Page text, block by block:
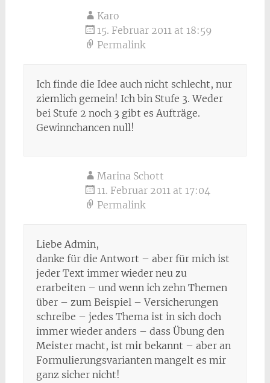
Karo
15. Februar 2011 at 18:59
Permalink
Ich finde die Idee auch nicht schlecht, nur
ziemlich gemein! Ich bin Stufe 3. Weder
bei Stufe 2 noch 3 gibt es Aufträge.
Gewinnchancen null!
Marina Schott
11. Februar 2011 at 17:04
Permalink
Liebe Admin,
danke für die Antwort – aber für mich ist
jeder Text immer wieder neu zu
erarbeiten – und wenn ich zehn Themen
über – zum Beispiel – Versicherungen
schreibe – jedes Thema ist in sich doch
immer wieder anders – dass Übung den
Meister macht, ist mir bekannt – aber an
Formulierungsvarianten mangelt es mir
ganz sicher nicht!